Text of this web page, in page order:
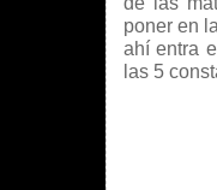
poner en
ahí entra
las 5